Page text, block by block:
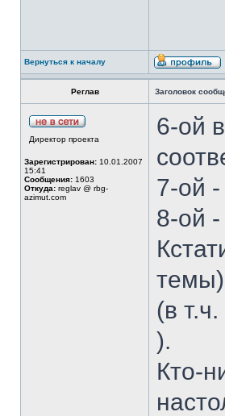
Вернуться к началу
Реглав Заголовок
Директор проекта
Зарегистрирован: 10.01.2007
15:41
Сообщения: 1603
Откуда: reglav @ rbg-
azimut.com
6-ой
7-ой
8-ой
(в
).
Кто-